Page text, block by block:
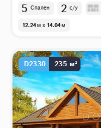
5 Спален 2 с/у
12.24м x 14.04м
D2330 235 м²